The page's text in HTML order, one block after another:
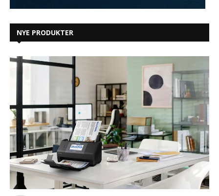
NYE PRODUKTER